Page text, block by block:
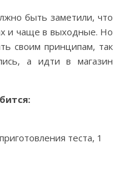
быть заметили, что
и чаще в выходные. Но
своим принципам, так
а идти в магазин
теста, 1